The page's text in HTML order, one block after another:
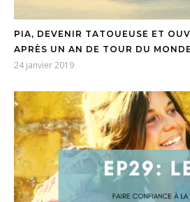
PIA, DEVENIR TATOUEUSE ET
APRÈS UN AN DE TOUR DU MONDE
24 janvier 2019